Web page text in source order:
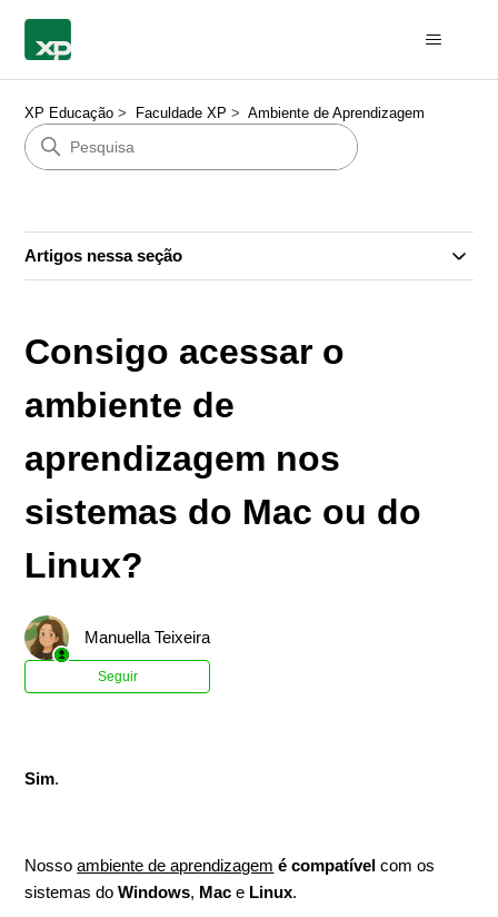
XP Educação Faculdade XP Ambiente de Aprendizagem
Artigos nessa seção
Consigo acessar o
ambiente de
aprendizagem nos
sistemas do Mac ou do
Linux?
Manuella Teixeira
Seguir
Sim.
Nossoambiente de aprendizagem é compatívelcom os
sistemas doWindows, Mace Linux.